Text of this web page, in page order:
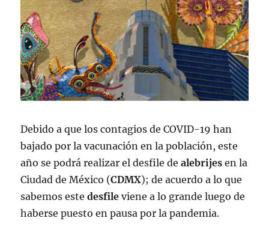
Debido a que los contagios de COVID-19 han
bajado por la vacunación en la población, este
año se podrá realizar el desfile dealebrijes en la
Ciudad de México (CDMX); de acuerdo a lo que
sabemos estedesfile viene a lo grande luego de
haberse puesto en pausa por la pandemia.